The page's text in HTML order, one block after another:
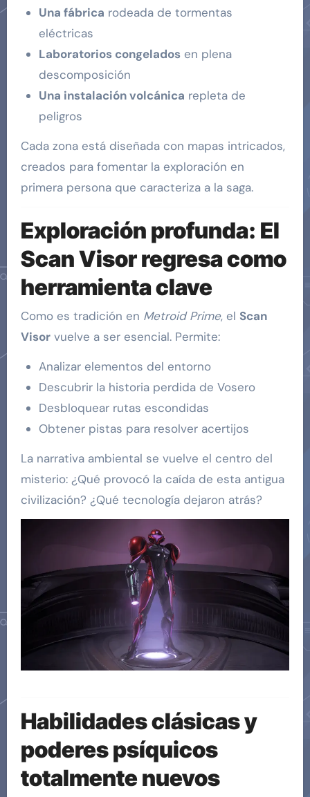
Una fábrica rodeada de tormentas
eléctricas
Laboratorios congeladosen plena
descomposición
Una instalación volcánica repleta de
peligros
Cada zona está diseñada con mapas intricados,
creados para fomentar la exploración en
primera persona que caracteriza a la saga.
Exploración profunda: El
Scan Visor regresa como
herramienta clave
Como es tradición en Metroid Prime, el Scan
Visorvuelve a ser esencial. Permite:
Analizar elementos del entorno
Descubrir la historia perdida de Vosero
Desbloquear rutas escondidas
Obtener pistas para resolver acertijos
La narrativa ambiental se vuelve el centro del
misterio: ¿Qué provocó la caída de esta antigua
civilización? ¿Qué tecnología dejaron atrás?
Habilidades clásicas y
poderes psíquicos
totalmente nuevos